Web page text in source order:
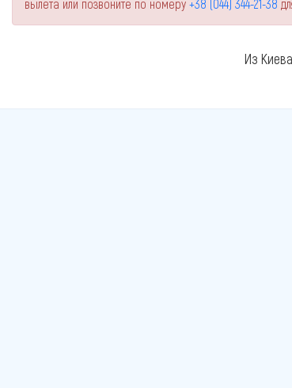
вылета или позвоните по номеру +38 (044) 344-21-38
Из Киева